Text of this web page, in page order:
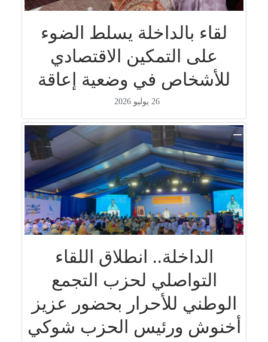
لقاء بالداخلة يسلط الضوء
على التمكين الاقتصادي
للأشخاص في وضعية إعاقة
26 يوليو 2026
الداخلة.. انطلاق اللقاء
التواصلي لحزب التجمع
الوطني للأحرار بحضور عزيز
أخنوش ورئيس الحزب شوكي